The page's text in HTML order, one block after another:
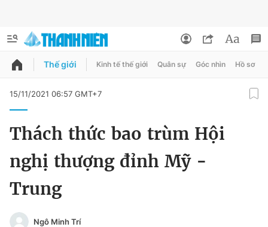
QUẢNG CÁO
Chào ngày mới
Đổi mật khẩu
Tin đã lưu
Tin đã xem
Đăng xuất
Thế giới Kinh tế thế giới Quân sự Góc nhìn Hồ sơ
15/11/2021 06:57 GMT+7
Thách thức bao trùm Hội
nghị thượng đỉnh Mỹ -
Trung
Ngô Minh Trí